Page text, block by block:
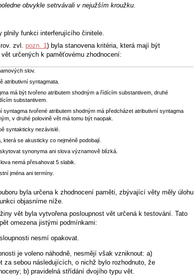
obvykle setrvávali v nejužším kroužku.
plnily funkci interferujícího činitele.
zvl. pozn. 1) byla stanovena kritéria, která mají být
určených k paměťovému zhodnocení:
slov.
atributivní syntagmata.
má být tvořeno atributem shodným a řídícím substantivem, druhé
substantivem.
syntagma tvořené atributem shodným má předcházet atributivní syntagma
v druhé polovině vět má tomu být naopak.
syntakticky nezávislé.
která se akusticky co nejméně podobají.
synonyma ani slova významově blízká.
nemá přesahovat 5 slabik.
jména ani termíny.
byla určena k zhodnocení paměti, zbývající věty měly úlohu
objasníme níže.
vět byla vytvořena posloupnost vět určená k testování. Tato
omezena jistými podmínkami:
nesmí opakovat.
je voleno náhodně, nesmějí však vzniknout: a)
za sebou následujících, o nichž bylo rozhodnuto, že
b) pravidelná střídání dvojího typu vět.